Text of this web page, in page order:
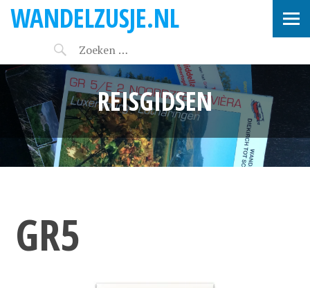
WANDELZUSJE.NL
REISGIDSEN
GR5